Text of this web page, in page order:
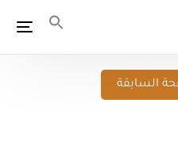
السابقة